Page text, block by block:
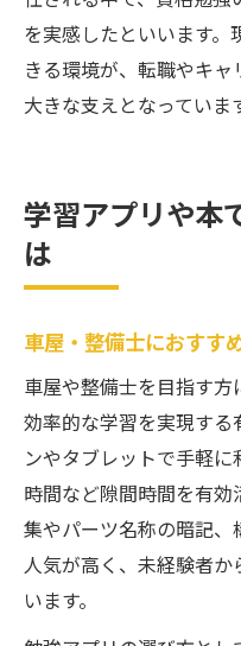
を実感したといいます
きる環境が、転職やキ
大きな支えとなっていま
学習アプリや本
は
車屋・整備士におすす
車屋や整備士を目指す
効率的な学習を実現する
ンやタブレットで手軽
時間など隙間時間を有
集やパーツ名称の暗記
人気が高く、未経験者
います。